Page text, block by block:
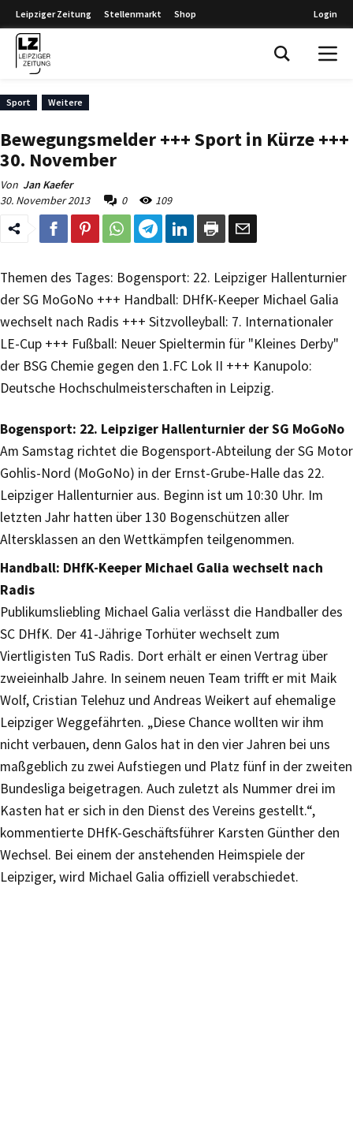
Leipziger Zeitung Stellenmarkt Shop Login
Sport Weitere
Bewegungsmelder +++ Sport in Kürze +++
30. November
Von Jan Kaefer
30. November 2013
0 109
Themen des Tages: Bogensport: 22. Leipziger Hallenturnier
der SG MoGoNo +++ Handball: DHfK-Keeper Michael Galia
wechselt nach Radis +++ Sitzvolleyball: 7. Internationaler
LE-Cup +++ Fußball: Neuer Spieltermin für "Kleines Derby"
der BSG Chemie gegen den 1.FC Lok II +++ Kanupolo:
Deutsche Hochschulmeisterschaften in Leipzig.
Bogensport: 22. Leipziger Hallenturnier der SG MoGoNo
Am Samstag richtet die Bogensport-Abteilung der SG Motor
Gohlis-Nord (MoGoNo) in der Ernst-Grube-Halle das 22.
Leipziger Hallenturnier aus. Beginn ist um 10:30 Uhr. Im
letzten Jahr hatten über 130 Bogenschützen aller
Altersklassen an den Wettkämpfen teilgenommen.
Handball: DHfK-Keeper Michael Galia wechselt nach
Radis
Publikumsliebling Michael Galia verlässt die Handballer des
SC DHfK. Der 41-Jährige Torhüter wechselt zum
Viertligisten TuS Radis. Dort erhält er einen Vertrag über
zweieinhalb Jahre. In seinem neuen Team trifft er mit Maik
Wolf, Cristian Telehuz und Andreas Weikert auf ehemalige
Leipziger Weggefährten. „Diese Chance wollten wir ihm
nicht verbauen, denn Galos hat in den vier Jahren bei uns
maßgeblich zu zwei Aufstiegen und Platz fünf in der zweiten
Bundesliga beigetragen. Auch zuletzt als Nummer drei im
Kasten hat er sich in den Dienst des Vereins gestellt.“,
kommentierte DHfK-Geschäftsführer Karsten Günther den
Wechsel. Bei einem der anstehenden Heimspiele der
Leipziger, wird Michael Galia offiziell verabschiedet.